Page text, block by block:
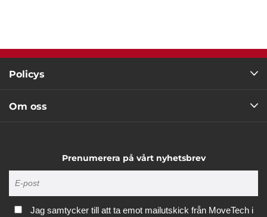
Policys
Om oss
Prenumerera på vårt nyhetsbrev
Jag samtycker till att ta emot mailutskick från MoveTech i